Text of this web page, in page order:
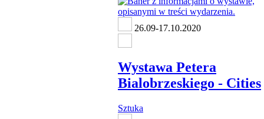
26.09-17.10.2020
Wystawa Petera
Bialobrzeskiego - Cities
Sztuka